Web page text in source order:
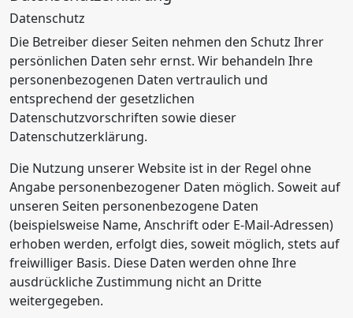
Datenschutz
Die Betreiber dieser Seiten nehmen den Schutz Ihrer
persönlichen Daten sehr ernst. Wir behandeln Ihre
personenbezogenen Daten vertraulich und
entsprechend der gesetzlichen
Datenschutzvorschriften sowie dieser
Datenschutzerklärung.
Die Nutzung unserer Website ist in der Regel ohne
Angabe personenbezogener Daten möglich. Soweit auf
unseren Seiten personenbezogene Daten
(beispielsweise Name, Anschrift oder E-Mail-Adressen)
erhoben werden, erfolgt dies, soweit möglich, stets auf
freiwilliger Basis. Diese Daten werden ohne Ihre
ausdrückliche Zustimmung nicht an Dritte
weitergegeben.